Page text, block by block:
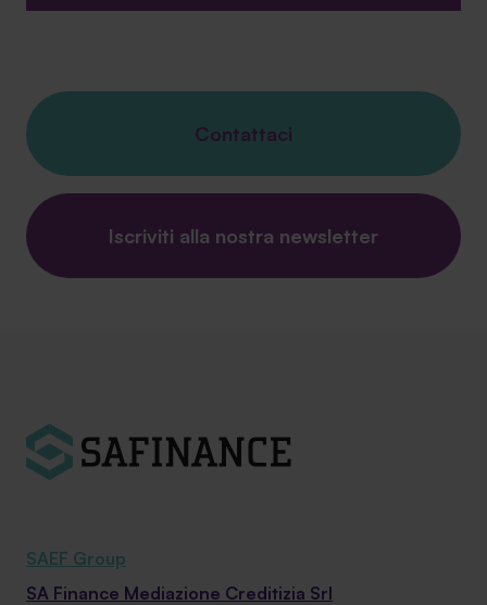
Contattaci
Iscriviti alla nostra newsletter
SAEF Group
SA Finance Mediazione Creditizia Srl